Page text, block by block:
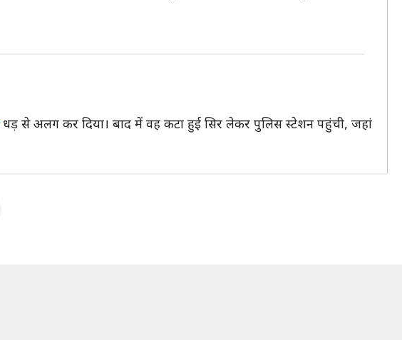
धड़ से अलग कर दिया। बाद में वह कटा हुई सिर लेकर पुलिस स्टेशन पहुंची, जहां